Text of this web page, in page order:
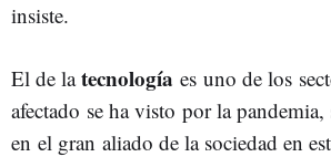
insiste.
El de latecnología es uno de los
afectado se ha visto por la pandemia,
en el gran aliado de la sociedad en